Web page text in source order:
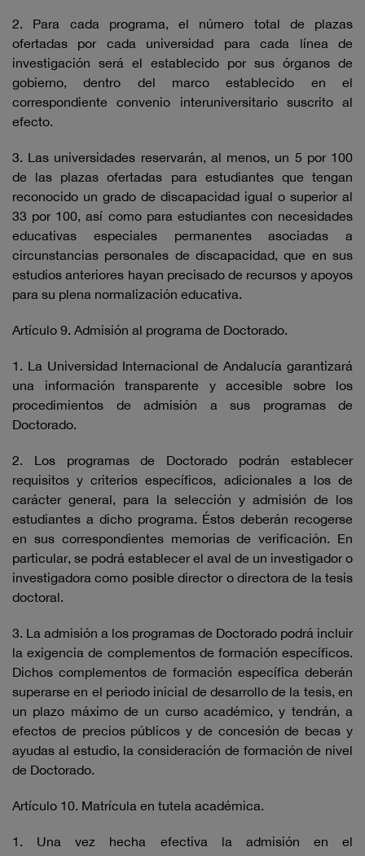
2. Para cada programa, el número total de plazas
ofertadas por cada universidad para cada línea de
investigación será el establecido por sus órganos de
gobierno, dentro del marco establecido en el
correspondiente convenio interuniversitario suscrito al
efecto.
3. Las universidades reservarán, al menos, un 5 por 100
de las plazas ofertadas para estudiantes que tengan
reconocido un grado de discapacidad igual o superior al
33 por 100, así como para estudiantes con necesidades
educativas especiales permanentes asociadas a
circunstancias personales de discapacidad, que en sus
estudios anteriores hayan precisado de recursos y apoyos
para su plena normalización educativa.
Artículo 9. Admisión al programa de Doctorado.
1. La Universidad Internacional de Andalucía garantizará
una información transparente y accesible sobre los
procedimientos de admisión a sus programas de
Doctorado.
2. Los programas de Doctorado podrán establecer
requisitos y criterios específicos, adicionales a los de
carácter general, para la selección y admisión de los
estudiantes a dicho programa. Éstos deberán recogerse
en sus correspondientes memorias de verificación. En
particular, se podrá establecer el aval de un investigador o
investigadora como posible director o directora de la tesis
doctoral.
3. La admisión a los programas de Doctorado podrá incluir
la exigencia de complementos de formación específicos.
Dichos complementos de formación específica deberán
superarse en el periodo inicial de desarrollo de la tesis, en
un plazo máximo de un curso académico, y tendrán, a
efectos de precios públicos y de concesión de becas y
ayudas al estudio, la consideración de formación de nivel
de Doctorado.
Artículo 10. Matrícula en tutela académica.
1. Una vez hecha efectiva la admisión en el